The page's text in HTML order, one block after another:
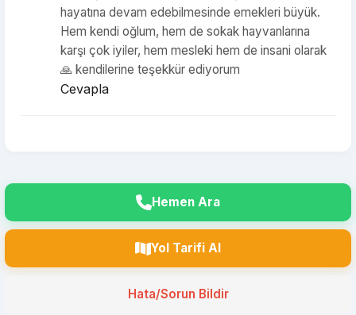
hayatına devam edebilmesinde emekleri büyük.
Hem kendi oğlum, hem de sokak hayvanlarına
karşı çok iyiler, hem mesleki hem de insani olarak
🙏 kendilerine teşekkür ediyorum
Cevapla
Hemen Ara
Yol Tarifi Al
Hata/Sorun Bildir